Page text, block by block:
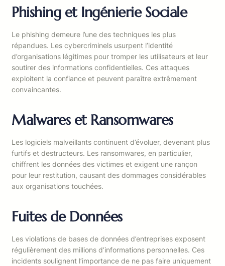
Phishing et Ingénierie Sociale
Le phishing demeure l’une des techniques les plus
répandues. Les cybercriminels usurpent l’identité
d’organisations légitimes pour tromper les utilisateurs et leur
soutirer des informations confidentielles. Ces attaques
exploitent la confiance et peuvent paraître extrêmement
convaincantes.
Malwares et Ransomwares
Les logiciels malveillants continuent d’évoluer, devenant plus
furtifs et destructeurs. Les ransomwares, en particulier,
chiffrent les données des victimes et exigent une rançon
pour leur restitution, causant des dommages considérables
aux organisations touchées.
Fuites de Données
Les violations de bases de données d’entreprises exposent
régulièrement des millions d’informations personnelles. Ces
incidents soulignent l’importance de ne pas faire uniquement